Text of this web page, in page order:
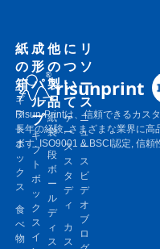
紙
の
箱
ギ
フ
ト
ボ
ッ
ク
ス
食
べ
物
成
形
パ
ル
プ
ギ
フ
ト
ボ
ッ
ク
ス
イ
他
の
製
品
紙
袋
段
ボ
ー
ル
デ
ィ
ス
に
つ
い
て
ケ
ー
ス
ス
タ
デ
ィ
カ
ス
リ
ソ
ー
ス
ニ
ュ
ー
ス
ビ
デ
オ
ブ
ロ
risunprint
Risun-Printは、信頼できるカス
長年の経験, さまざまな業界に高
ます. ISO9001 & BSCI認定, 信頼